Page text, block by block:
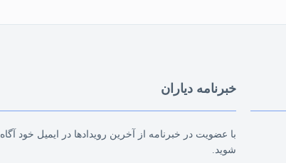
خبرنامه دیاران
با عضویت در خبرنامه از آخرین رویدادها در ایمیل خود آگاه
شوید.